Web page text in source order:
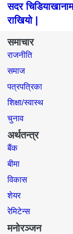
सदर
राखियो |
समाचार
राजनीति
समाज​
पत्रपत्रिका
शिक्षा/स्वास्थ
चुनाव
अर्थतन्त्र
बैंक
बीमा
विकास
शेयर
रेमिटेन्स
मनोरञ्जन